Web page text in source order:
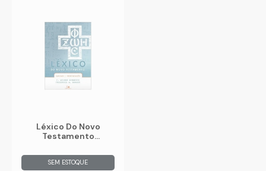
Léxico Do Novo
Testamento
SEM ESTOQUE